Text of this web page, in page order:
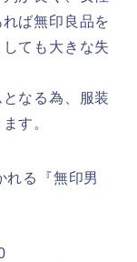
ば無印良品を
ても大きな失
なる為、服装
す。
れる『無印男